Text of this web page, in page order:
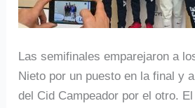
Las semifinales emparejaron a
Nieto por un puesto en la final y
del Cid Campeador por el otro.